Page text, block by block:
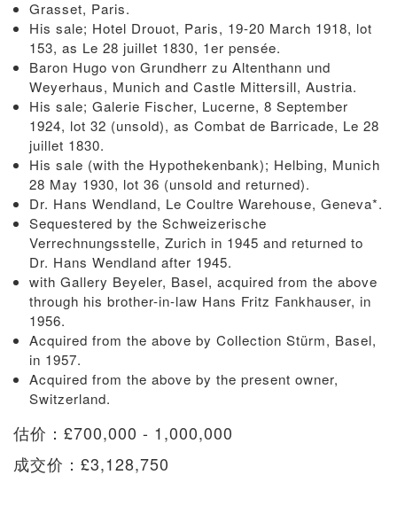
Grasset, Paris.
His sale; Hotel Drouot, Paris, 19-20 March 1918, lot
153, as Le 28 juillet 1830, 1er pensée.
Baron Hugo von Grundherr zu Altenthann und
Weyerhaus, Munich and Castle Mittersill, Austria.
His sale; Galerie Fischer, Lucerne, 8 September
1924, lot 32 (unsold), as Combat de Barricade, Le 28
juillet 1830.
His sale (with the Hypothekenbank); Helbing, Munich
28 May 1930, lot 36 (unsold and returned).
Dr. Hans Wendland, Le Coultre Warehouse, Geneva*.
Sequestered by the Schweizerische
Verrechnungsstelle, Zurich in 1945 and returned to
Dr. Hans Wendland after 1945.
with Gallery Beyeler, Basel, acquired from the above
through his brother-in-law Hans Fritz Fankhauser, in
1956.
Acquired from the above by Collection Stürm, Basel,
in 1957.
Acquired from the above by the present owner,
Switzerland.
估价：£700,000 - 1,000,000
成交价：£3,128,750